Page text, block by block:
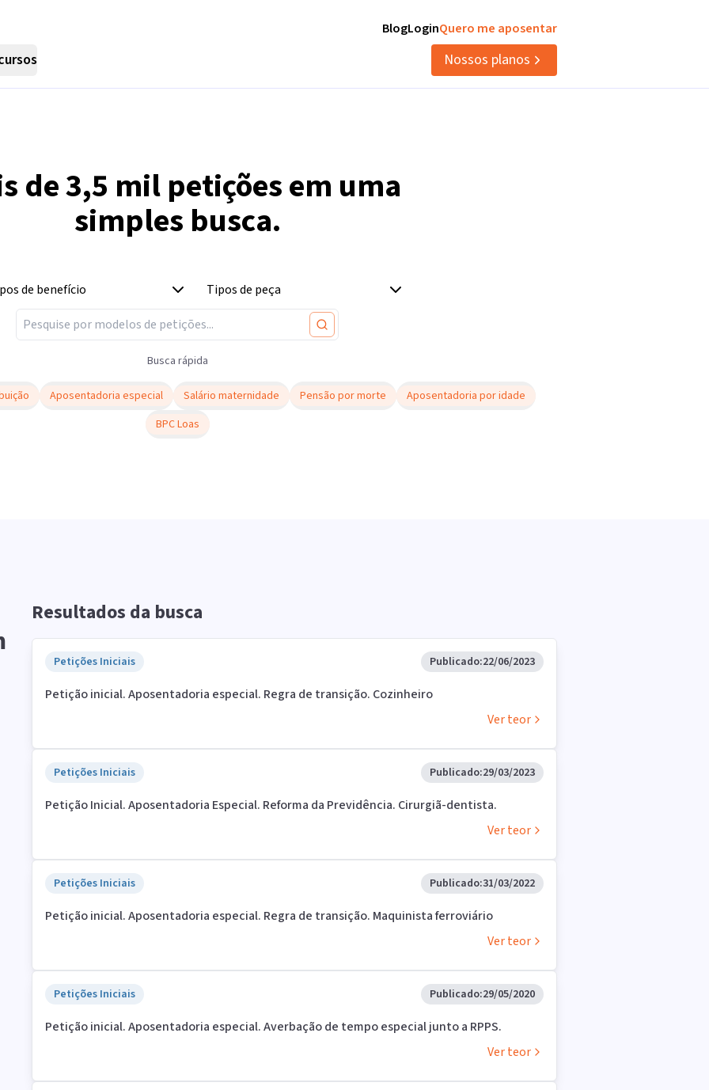
BlogLoginQuero me aposentar
Nossos planos
de3,5 milpetições em uma
simples busca.
de benefício Tipos de peça
Busca rápida
Aposentadoria especial Salário maternidade Pensão por morte
Aposentadoria por idade
BPC Loas
Resultados da busca
Petições Iniciais Publicado:22/06/2023
Petição inicial. Aposentadoria especial. Regra de transição. Cozinheiro
Ver teor
Petições Iniciais Publicado:29/03/2023
Petição Inicial. Aposentadoria Especial. Reforma da Previdência. Cirurgiã-dentista.
Ver teor
Petições Iniciais Publicado:31/03/2022
Petição inicial. Aposentadoria especial. Regra de transição. Maquinista ferroviário
Ver teor
Petições Iniciais Publicado:29/05/2020
Petição inicial. Aposentadoria especial. Averbação de tempo especial junto a RPPS.
Ver teor